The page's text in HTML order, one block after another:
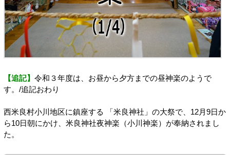
【追記】 令和３年度は、お昼から夕方までの昼神楽のようで
す。/追記おわり
西米良村小川地区に鎮座する 「米良神社」の大祭で、12月9日か
ら10日朝にかけ、米良神社夜神楽（小川神楽）が奉納されまし
た。